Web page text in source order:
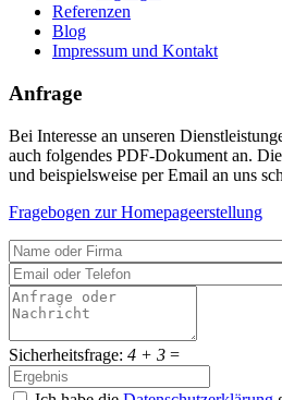
Referenzen
Blog
Impressum und Kontakt
Anfrage
Bei Interesse an unseren
auch folgendes PDF-Dokument an.
und beispielsweise per Email an uns
Fragebogen zur Homepageerstellung
Sicherheitsfrage: 4 + 3 =